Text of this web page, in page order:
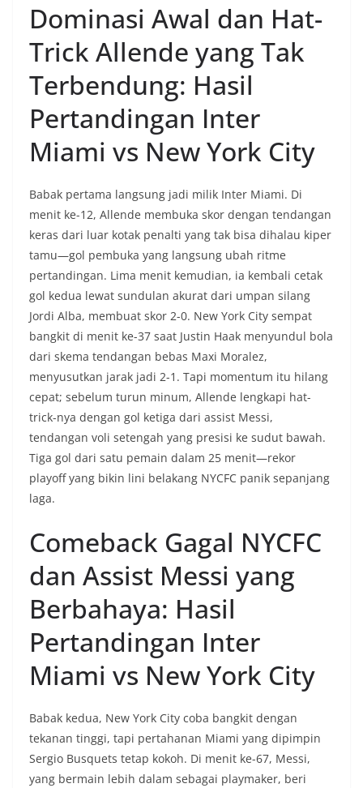
Dominasi Awal dan Hat-
Trick Allende yang Tak
Terbendung: Hasil
Pertandingan Inter
Miami vs New York City
Babak pertama langsung jadi milik Inter Miami. Di
menit ke-12, Allende membuka skor dengan tendangan
keras dari luar kotak penalti yang tak bisa dihalau kiper
tamu—gol pembuka yang langsung ubah ritme
pertandingan. Lima menit kemudian, ia kembali cetak
gol kedua lewat sundulan akurat dari umpan silang
Jordi Alba, membuat skor 2-0. New York City sempat
bangkit di menit ke-37 saat Justin Haak menyundul bola
dari skema tendangan bebas Maxi Moralez,
menyusutkan jarak jadi 2-1. Tapi momentum itu hilang
cepat; sebelum turun minum, Allende lengkapi hat-
trick-nya dengan gol ketiga dari assist Messi,
tendangan voli setengah yang presisi ke sudut bawah.
Tiga gol dari satu pemain dalam 25 menit—rekor
playoff yang bikin lini belakang NYCFC panik sepanjang
laga.
Comeback Gagal NYCFC
dan Assist Messi yang
Berbahaya: Hasil
Pertandingan Inter
Miami vs New York City
Babak kedua, New York City coba bangkit dengan
tekanan tinggi, tapi pertahanan Miami yang dipimpin
Sergio Busquets tetap kokoh. Di menit ke-67, Messi,
yang bermain lebih dalam sebagai playmaker, beri